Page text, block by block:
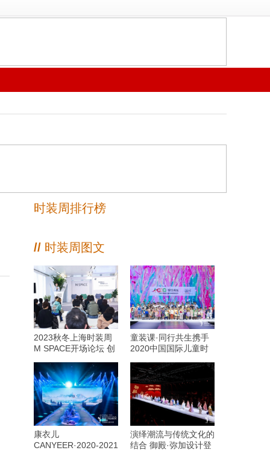
时装周排行榜
// 时装周图文
2023秋冬上海时装周
M SPACE开场论坛 创
循环之美
童装课·同行共生携手
2020中国国际儿童时
趋势
康衣儿
CANYEER·2020-2021
演绎潮流与传统文化的
结合 御殿·弥加设计登